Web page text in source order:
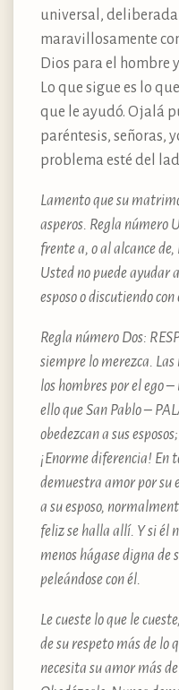
universal,
maravillosamente
Dios para el hombre
Lo que sigue es lo
que le ayudó. Ojalá
paréntesis, señoras,
problema esté del
Lamento que su
asperos. Regla número
frente a, o al alcance
Usted no puede ayudar
esposo o discutiendo
Regla número Dos:
siempre lo merezca.
los hombres por el ego
ello que San Pablo –
obedezcan a sus
¡Enorme diferencia! En
demuestra amor por su
a su esposo,
feliz se halla allí. Y si él
menos hágase digna de
peleándose con él.
Le cueste lo que le
de su respeto más de lo
necesita su amor más